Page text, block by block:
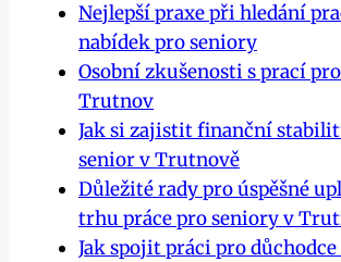
Nejlepší praxe při hledání
nabídek pro seniory
Osobní zkušenosti s prací
Trutnov
Jak si zajistit finanční
senior v Trutnově
Důležité rady pro úspěšné
trhu práce pro seniory v
Jak spojit práci pro